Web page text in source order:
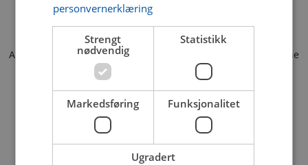
Application error: a client-side exception has occurred (see the
browser console for more information).
personvernerklæring
Strengt
nødvendig
Statistikk
Markedsføring Funksjonalitet
Ugradert